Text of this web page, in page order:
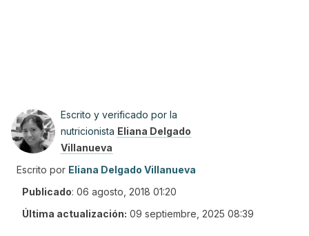
Escrito y verificado por la
nutricionista Eliana Delgado
Villanueva
Escrito por Eliana Delgado Villanueva
Publicado: 06 agosto, 2018 01:20
Última actualización: 09 septiembre, 2025 08:39